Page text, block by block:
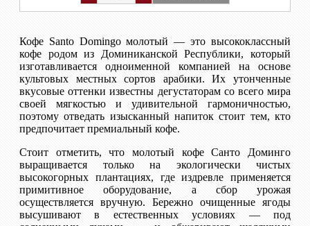
Кофе Santo Domingo молотый — это высококлассный
кофе родом из Доминиканской Республики, который
изготавливается одноименной компанией на основе
культовых местных сортов арабики. Их утонченные
вкусовые оттенки известны дегустаторам со всего мира
своей мягкостью и удивительной гармоничностью,
поэтому отведать изысканный напиток стоит тем, кто
предпочитает премиальный кофе.
Стоит отметить, что молотый кофе Санто Доминго
выращивается только на экологически чистых
высокогорных плантациях, где издревле применяется
примитивное оборудование, а сбор урожая
осуществляется вручную. Бережно очищенные ягоды
высушивают в естественных условиях — под